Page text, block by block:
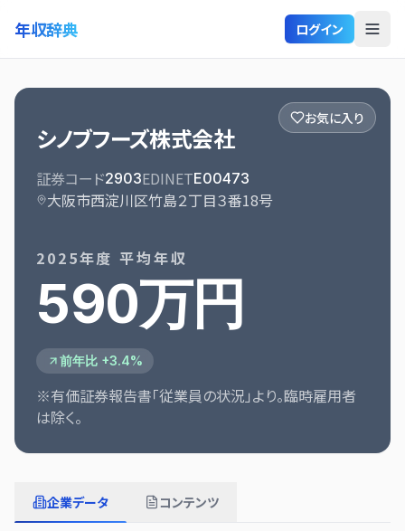
年収辞典 ログイン
お気に入り
シノブフーズ株式会社
証券コード2903EDINETE00473
大阪市西淀川区竹島２丁目３番18号
2025年度 平均年収
590万円
前年比 +3.4%
※有価証券報告書「従業員の状況」より。臨時雇用者
は除く。
企業データ コンテンツ